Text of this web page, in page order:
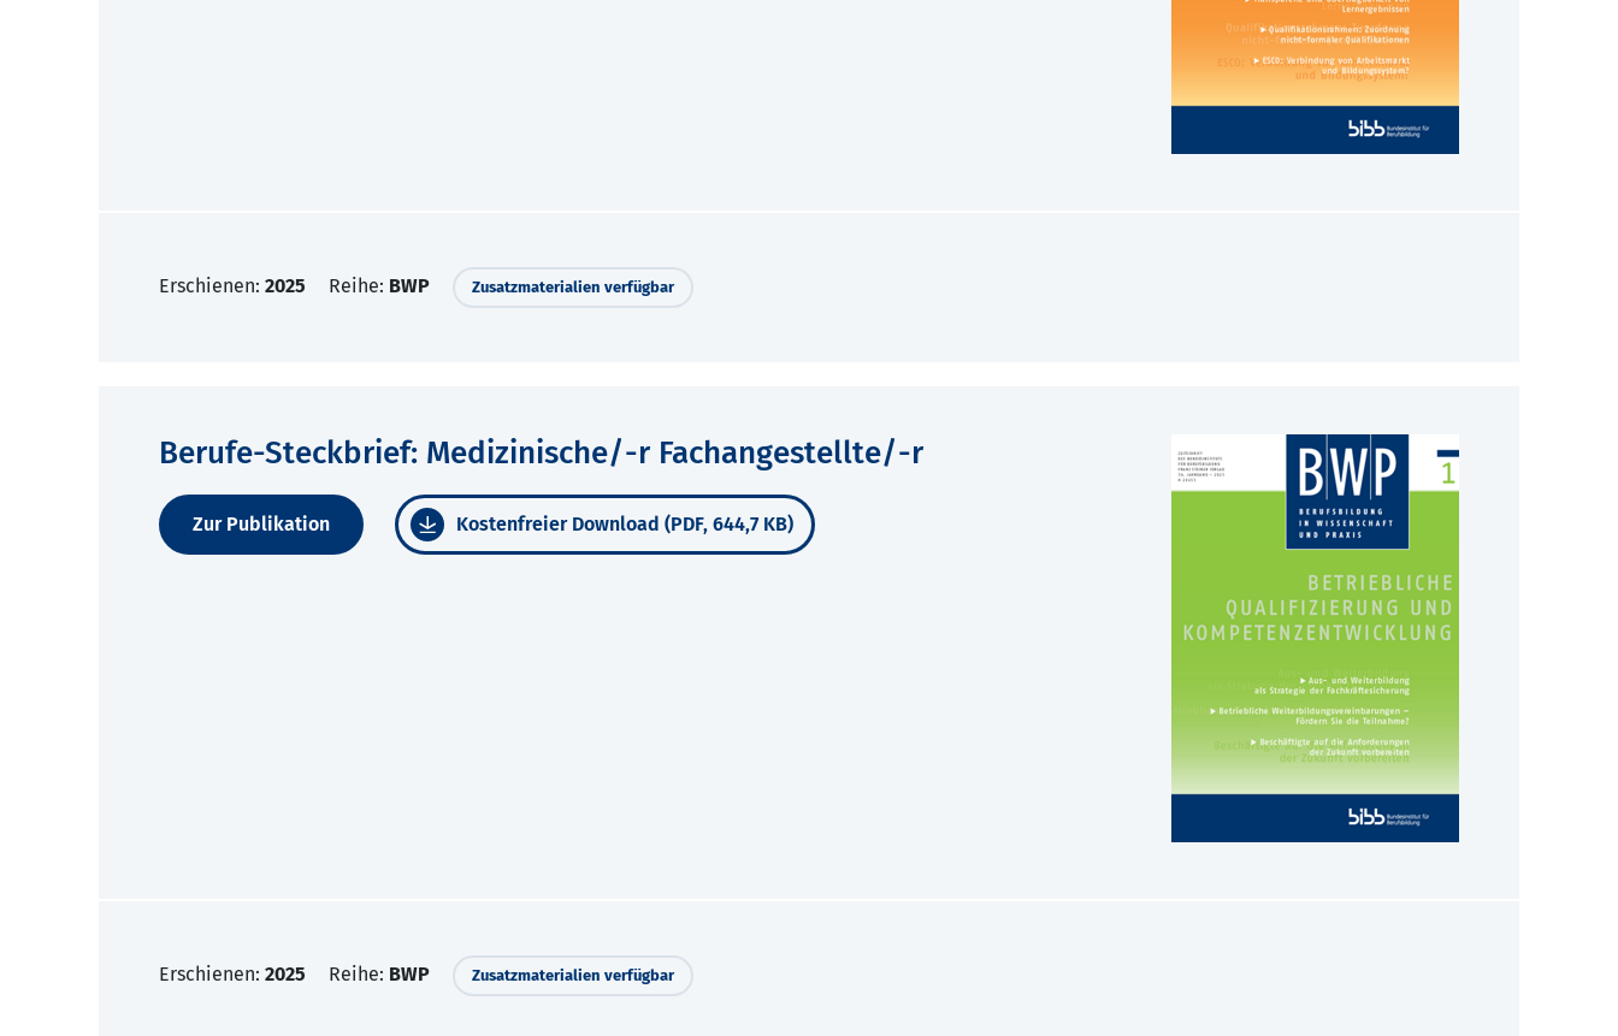
Erschienen: 2025 Reihe: BWP Zusatzmaterialien verfügbar
Berufe-Steckbrief: Medizinische/-r Fachangestellte/-r
Zur Publikation Kostenfreier Download (PDF, 644,7 KB)
Erschienen: 2025 Reihe: BWP Zusatzmaterialien verfügbar